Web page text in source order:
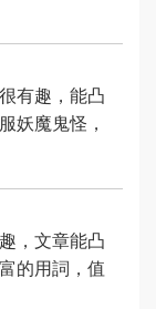
有趣，能凸
妖魔鬼怪，
，文章能凸
的用詞，值